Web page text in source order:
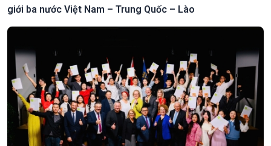
giới ba nước Việt Nam – Trung Quốc – Lào